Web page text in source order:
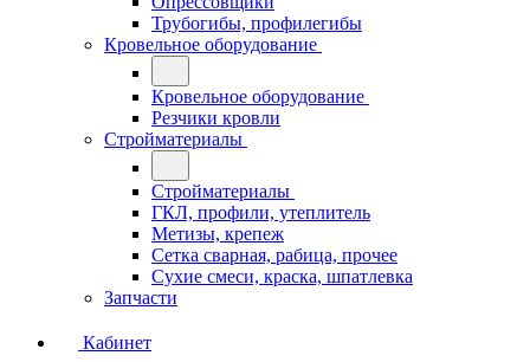
Трубогибы, профилегибы
Кровельное оборудование
Кровельное оборудование
Резчики кровли
Стройматериалы
Стройматериалы
ГКЛ, профили, утеплитель
Метизы, крепеж
Сетка сварная, рабица, прочее
Сухие смеси, краска, шпатлевка
Запчасти
Кабинет